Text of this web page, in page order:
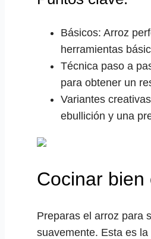
Básicos: Arroz
herramientas
Técnica paso a
para obtener un
Variantes
ebullición y una
Cocinar bien
Preparas el arroz para
suavemente. Esta es